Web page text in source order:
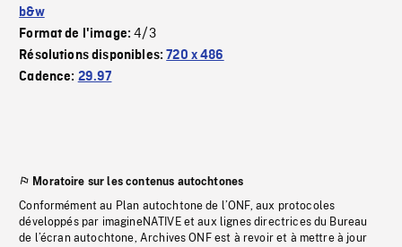
b&w
Format de l'image:4/3
Résolutions disponibles:720 x 486
Cadence: 29.97
Moratoire sur les contenus autochtones
Conformément au Plan autochtone de l’ONF, aux protocoles
développés par imagineNATIVE et aux lignes directrices du Bureau
de l’écran autochtone, Archives ONF est à revoir et à mettre à jour